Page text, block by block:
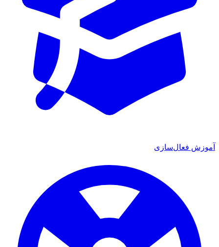
آموزش فعال‌سازی